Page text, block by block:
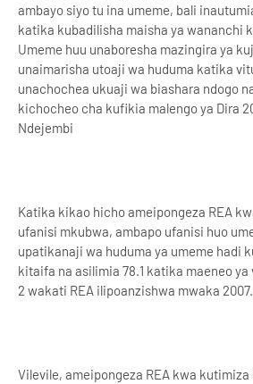
ambayo siyo tu ina umeme, bali
katika kubadilisha maisha ya wananchi
Umeme huu unaboresha mazingira ya
unaimarisha utoaji wa huduma katika
unachochea ukuaji wa biashara ndogo
kichocheo cha kufikia malengo ya Dira
Ndejembi
Katika kikao hicho ameipongeza REA
ufanisi mkubwa, ambapo ufanisi huo
upatikanaji wa huduma ya umeme hadi
kitaifa na asilimia 78.1 katika maeneo
2 wakati REA ilipoanzishwa mwaka 2007.
Vilevile, ameipongeza REA kwa